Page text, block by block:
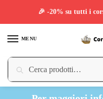
MENU
Cerca:
Cerca
🎉 -20% su tutti i